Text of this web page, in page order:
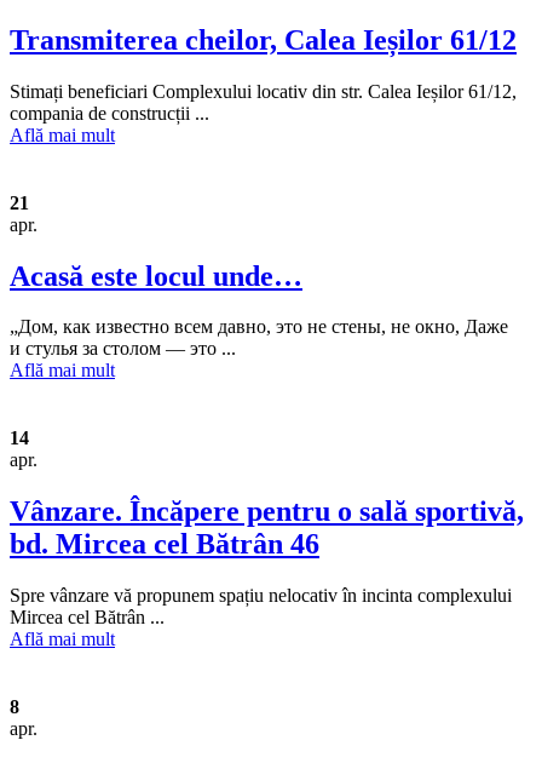
Transmiterea cheilor, Calea Ieșilor 61/12
Stimați beneficiari Complexului locativ din str. Calea Ieșilor 61/12,
сompania de construcții ...
Află mai mult
21
apr.
Acasă este locul unde…
„Дом, как известно всем давно, это не стены, не окно, Даже
и стулья за столом — это ...
Află mai mult
14
apr.
Vânzare. Încăpere pentru o sală sportivă,
bd. Mircea cel Bătrân 46
Spre vânzare vă propunem spațiu nelocativ în incinta complexului
Mircea cel Bătrân ...
Află mai mult
8
apr.